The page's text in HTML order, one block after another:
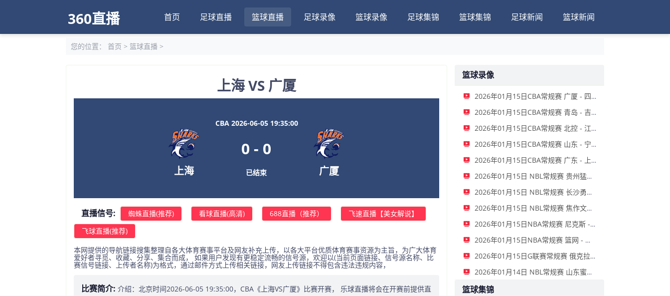
360直播 首页 足球直播 篮球直播 足球录像 篮球录像 足球集锦 篮球集锦 足球新闻 篮球新闻
您的位置： 首页 > 篮球直播 >
上海 VS 广厦
CBA 2026-06-05 19:35:00
上海
0 - 0
已结束 广厦
直播信号: 蜘蛛直播(推荐) 看球直播(高清) 688直播（推荐）
飞速直播【美女解说】
飞球直播(推荐)
本网提供的导航链接搜集整理自各大体育赛事平台及网友补充上传，以各大平台优质体育赛事资源为主旨，为广大体育
爱好者寻觅、收藏、分享、集合而成， 如果用户发现有更稳定流畅的信号源，欢迎以(当前页面链接、信号源名称、比
赛信号链接、上传者名称)为格式，通过邮件方式上传相关链接，网友上传链接不得包含违法违规内容，
比赛简介: 介绍：北京时间2026-06-05 19:35:00，CBA《上海VS广厦》比赛开赛， 乐球直播将会在开赛前提供直
篮球录像
2026年01月15日CBA常规赛 广厦 - 四川 全场录像
2026年01月15日CBA常规赛 青岛 - 吉林 全场录像
2026年01月15日CBA常规赛 北控 - 江苏 全场录像
2026年01月15日CBA常规赛 山东 - 宁波 全场录像
2026年01月15日CBA常规赛 广东 - 上海 全场录像
2026年01月15日 NBL常规赛 贵州猛龙 VS 合肥狂风 全场录像
2026年01月15日 NBL常规赛 长沙勇胜 VS 安徽皖江龙 全场录像
2026年01月15日 NBL常规赛 焦作文旅 VS 香港金牛 全场录像
2026年01月15日NBA常规赛 尼克斯 - 国王 全场录像
2026年01月15日NBA常规赛 篮网 - 鹈鹕 全场录像
2026年01月15日G联赛常规赛 俄克拉荷马城蓝 - 撕裂之城混音 全场录像
2026年01月14日 NBL常规赛 山东蜜獾 VS 上海玄鸟 全场录像
篮球集锦